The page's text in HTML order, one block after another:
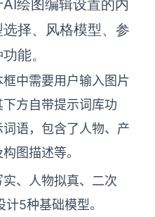
绘图编辑设置的内
择、风格模型、参
能。
中需要用户输入图片
方自带提示词库功
语，包含了人物、产
图描述等。
、人物拟真、二次
计5种基础模型。